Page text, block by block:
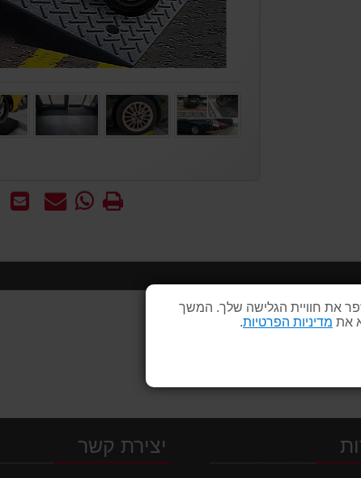
את חוויית הגלישה שלך. המשך
את מדיניות הפרטיות
שלח
שאל WhatsApp
יצירת קשר